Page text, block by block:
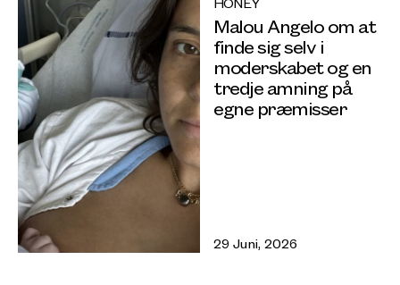
Malou Angelo om at
finde sig selv i
moderskabet og en
tredje amning på
egne præmisser
29 Juni, 2026